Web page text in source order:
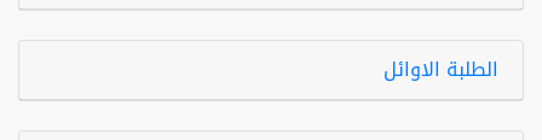
الطلبة الاوائل